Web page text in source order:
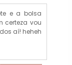
e a bolsa
certeza vou
aí! heheh